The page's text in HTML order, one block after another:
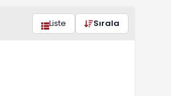
Liste Sırala